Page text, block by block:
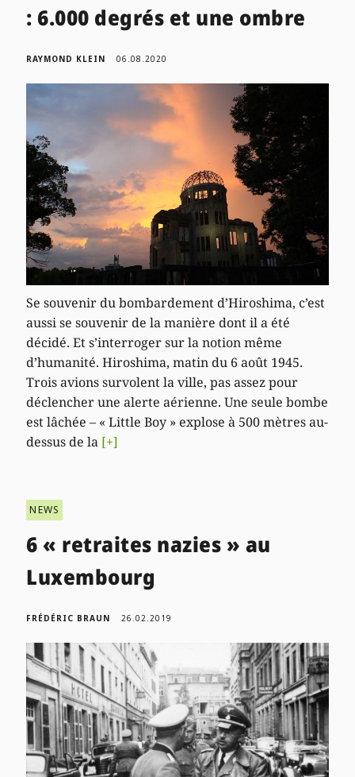
: 6.000 degrés et une ombre
RAYMOND KLEIN 06.08.2020
Se souvenir du bombardement d’Hiroshima, c’est
aussi se souvenir de la manière dont il a été
décidé. Et s’interroger sur la notion même
d’humanité. Hiroshima, matin du 6 août 1945.
Trois avions survolent la ville, pas assez pour
déclencher une alerte aérienne. Une seule bombe
est lâchée – « Little Boy » explose à 500 mètres au-
dessus de la [+]
NEWS
6 « retraites nazies » au
Luxembourg
FRÉDÉRIC BRAUN 26.02.2019